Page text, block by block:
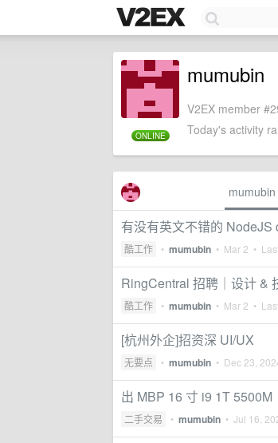
ONLINE
mumubin
V2EX member
Today's activity
mumubin
有没有英文不错的
酷工作 • mumubin • Mar 2 •
RingCentral 招聘｜设计 &
酷工作 • mumubin • Mar 2 •
[杭州外企]招资深 UI/UX
无要点 • mumubin • Dec 23,
出 MBP 16 寸 i9 1T 5500M
二手交易 • mumubin • Jul 16,